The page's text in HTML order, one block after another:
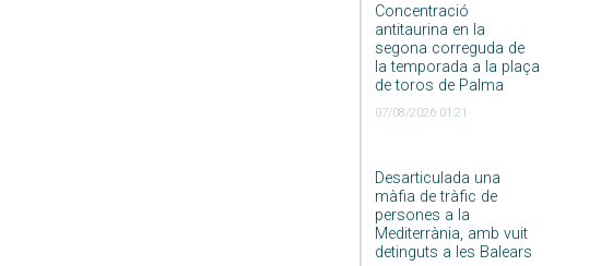
Concentració
antitaurina en la
segona correguda de
la temporada a la plaça
de toros de Palma
07/08/2026 01:21
Desarticulada una
màfia de tràfic de
persones a la
Mediterrània, amb vuit
detinguts a les Balears